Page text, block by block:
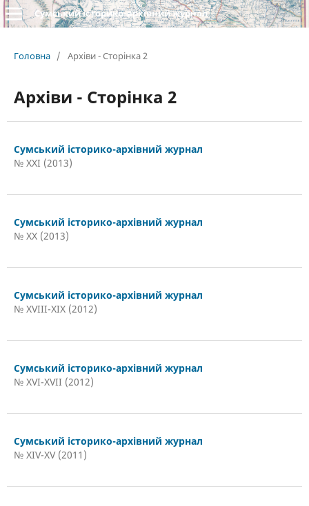
Сумський історико-архівний журнал
Головна / Архіви - Сторінка 2
Архіви - Сторінка 2
Сумський історико-архівний журнал
№ XXI (2013)
Сумський історико-архівний журнал
№ XX (2013)
Сумський історико-архівний журнал
№ XVIII-XIX (2012)
Сумський історико-архівний журнал
№ XVI-XVII (2012)
Сумський історико-архівний журнал
№ XIV-XV (2011)